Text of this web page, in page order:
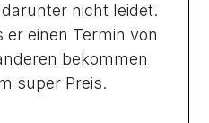
nicht leidet.
er einen Termin von
bekommen
super Preis.